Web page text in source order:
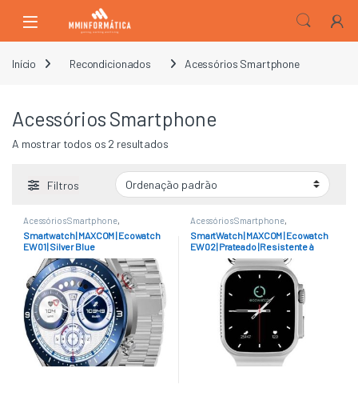
Open
Início Recondicionados Acessórios Smartphone
Acessórios Smartphone
A mostrar todos os 2 resultados
Filtros
Acessórios Smartphone,
Recondicionados
Smartwatch | MAXCOM | Ecowatch
EW01 | Silver Blue
Acessórios Smartphone,
Recondicionados
SmartWatch | MAXCOM | Ecowatch
EW02 | Prateado | Resistente à